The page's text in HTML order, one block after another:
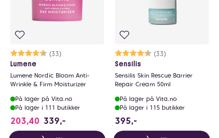
Karakter:
(33)
4.3 av 5 mulige
Lumene
Lumene Nordic Bloom Anti-
Wrinkle & Firm Moisturizer
På lager på Vita.no
På lager i 111 butikker
203,40 339,-
Karakter:
(33)
4.5 av 5 mulige
Sensilis
Sensilis Skin Rescue Barrier
Repair Cream 50ml
På lager på Vita.no
På lager i 115 butikker
395,-